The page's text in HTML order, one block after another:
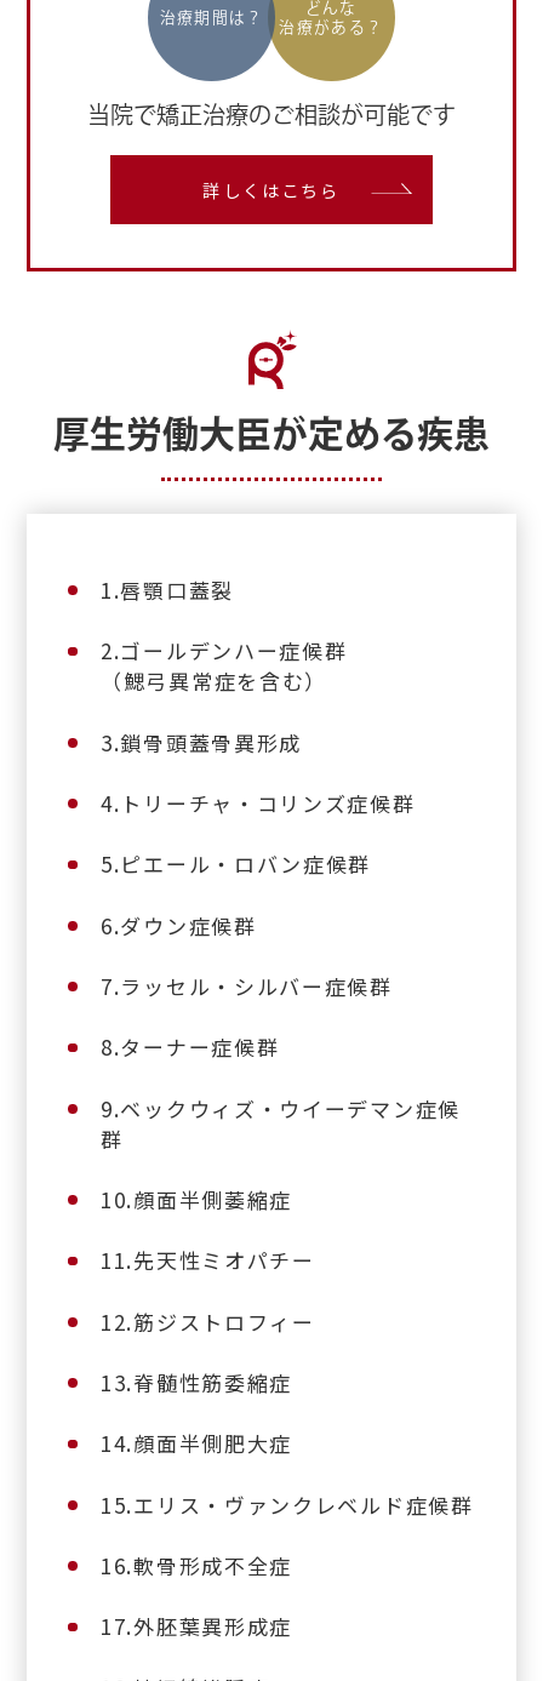
治療期間は？
どんな
治療がある？
当院で矯正治療のご相談が可能です
詳しくはこちら
厚生労働大臣が定める疾患
1.唇顎口蓋裂
2.ゴールデンハー症候群
（鰓弓異常症を含む）
3.鎖骨頭蓋骨異形成
4.トリーチャ・コリンズ症候群
5.ピエール・ロバン症候群
6.ダウン症候群
7.ラッセル・シルバー症候群
8.ターナー症候群
9.ベックウィズ・ウイーデマン症候
群
10.顔面半側萎縮症
11.先天性ミオパチー
12.筋ジストロフィー
13.脊髄性筋委縮症
14.顔面半側肥大症
15.エリス・ヴァンクレベルド症候群
16.軟骨形成不全症
17.外胚葉異形成症